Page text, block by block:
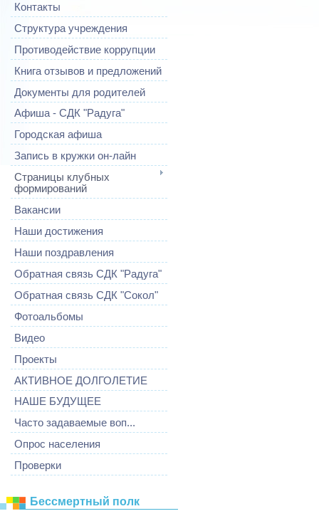
Контакты
Структура учреждения
Противодействие коррупции
Книга отзывов и предложений
Документы для родителей
Афиша - СДК "Радуга"
Городская афиша
Запись в кружки он-лайн
Страницы клубных
формирований
Вакансии
Наши достижения
Наши поздравления
Обратная связь СДК "Радуга"
Обратная связь СДК "Сокол"
Фотоальбомы
Видео
Проекты
АКТИВНОЕ ДОЛГОЛЕТИЕ
НАШЕ БУДУЩЕЕ
Часто задаваемые воп...
Опрос населения
Проверки
Бессмертный полк